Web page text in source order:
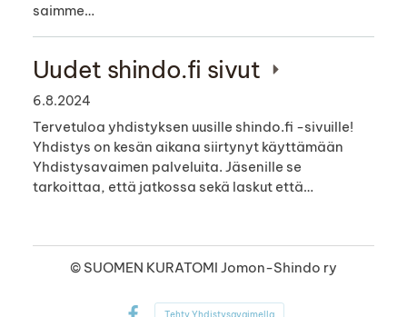
saimme…
Uudet shindo.fi sivut
6.8.2024
Tervetuloa yhdistyksen uusille shindo.fi -sivuille!
Yhdistys on kesän aikana siirtynyt käyttämään
Yhdistysavaimen palveluita. Jäsenille se
tarkoittaa, että jatkossa sekä laskut että…
© SUOMEN KURATOMI Jomon-Shindo ry
Tehty Yhdistysavaimella